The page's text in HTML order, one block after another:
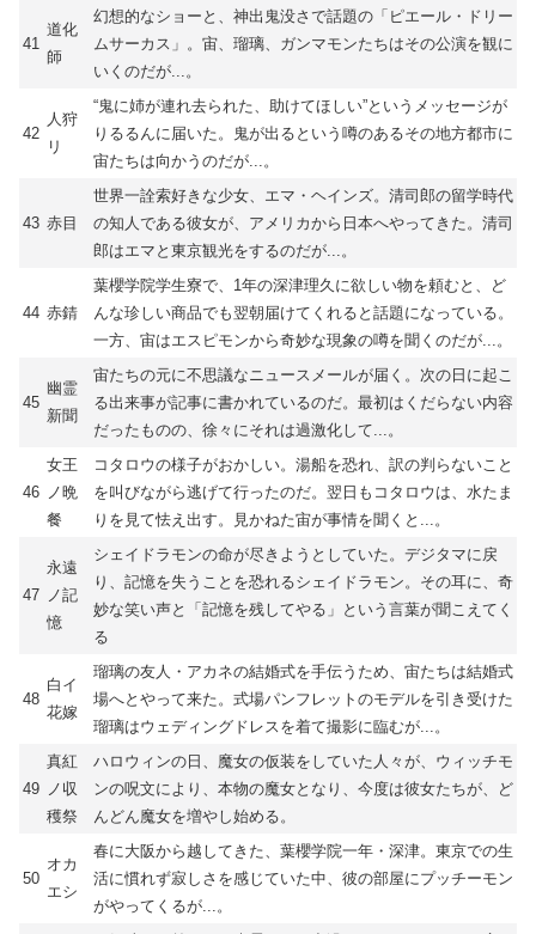
41
道化
師
幻想的なショーと、神出鬼没さで話題の「ピエール・ドリー
ムサーカス」。宙、瑠璃、ガンマモンたちはその公演を観に
いくのだが...。
42
人狩
リ
“鬼に姉が連れ去られた、助けてほしい”というメッセージが
りるるんに届いた。鬼が出るという噂のあるその地方都市に
宙たちは向かうのだが...。
43 赤目
世界一詮索好きな少女、エマ・ヘインズ。清司郎の留学時代
の知人である彼女が、アメリカから日本へやってきた。清司
郎はエマと東京観光をするのだが...。
44 赤錆
葉櫻学院学生寮で、1年の深津理久に欲しい物を頼むと、ど
んな珍しい商品でも翌朝届けてくれると話題になっている。
一方、宙はエスピモンから奇妙な現象の噂を聞くのだが...。
45
幽霊
新聞
宙たちの元に不思議なニュースメールが届く。次の日に起こ
る出来事が記事に書かれているのだ。最初はくだらない内容
だったものの、徐々にそれは過激化して...。
46
女王
ノ晩
餐
コタロウの様子がおかしい。湯船を恐れ、訳の判らないこと
を叫びながら逃げて行ったのだ。翌日もコタロウは、水たま
りを見て怯え出す。見かねた宙が事情を聞くと...。
47
永遠
ノ記
憶
シェイドラモンの命が尽きようとしていた。デジタマに戻
り、記憶を失うことを恐れるシェイドラモン。その耳に、奇
妙な笑い声と「記憶を残してやる」という言葉が聞こえてく
る
48
白イ
花嫁
瑠璃の友人・アカネの結婚式を手伝うため、宙たちは結婚式
場へとやって来た。式場パンフレットのモデルを引き受けた
瑠璃はウェディングドレスを着て撮影に臨むが...。
49
真紅
ノ収
穫祭
ハロウィンの日、魔女の仮装をしていた人々が、ウィッチモ
ンの呪文により、本物の魔女となり、今度は彼女たちが、ど
んどん魔女を増やし始める。
50
オカ
エシ
春に大阪から越してきた、葉櫻学院一年・深津。東京での生
活に慣れず寂しさを感じていた中、彼の部屋にプッチーモン
がやってくるが...。